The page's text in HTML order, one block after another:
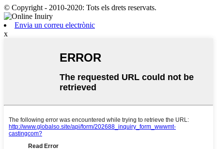
© Copyright - 2010-2020: Tots els drets reservats.
Envia un correu electrònic
x